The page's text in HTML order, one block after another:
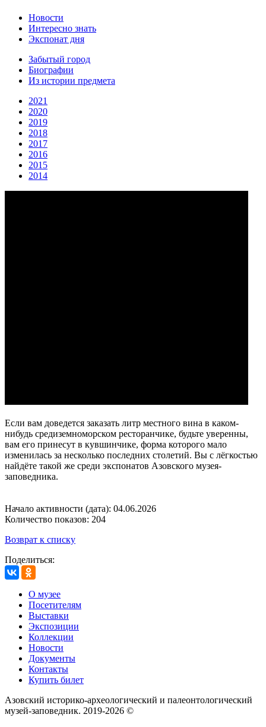
Новости
Интересно знать
Экспонат дня
Забытый город
Биографии
Из истории предмета
2021
2020
2019
2018
2017
2016
2015
2014
Если вам доведется заказать литр местного вина в каком-
нибудь средиземноморском ресторанчике, будьте уверенны,
вам его принесут в кувшинчике, форма которого мало
изменилась за несколько последних столетий. Вы с лёгкостью
найдёте такой же среди экспонатов Азовского музея-
заповедника.
Начало активности (дата): 04.06.2026
Количество показов: 204
Возврат к списку
Поделиться:
О музее
Посетителям
Выставки
Экспозиции
Коллекции
Новости
Документы
Контакты
Купить билет
Азовский историко‑археологический и палеонтологический
музей‑заповедник. 2019-2026 ©